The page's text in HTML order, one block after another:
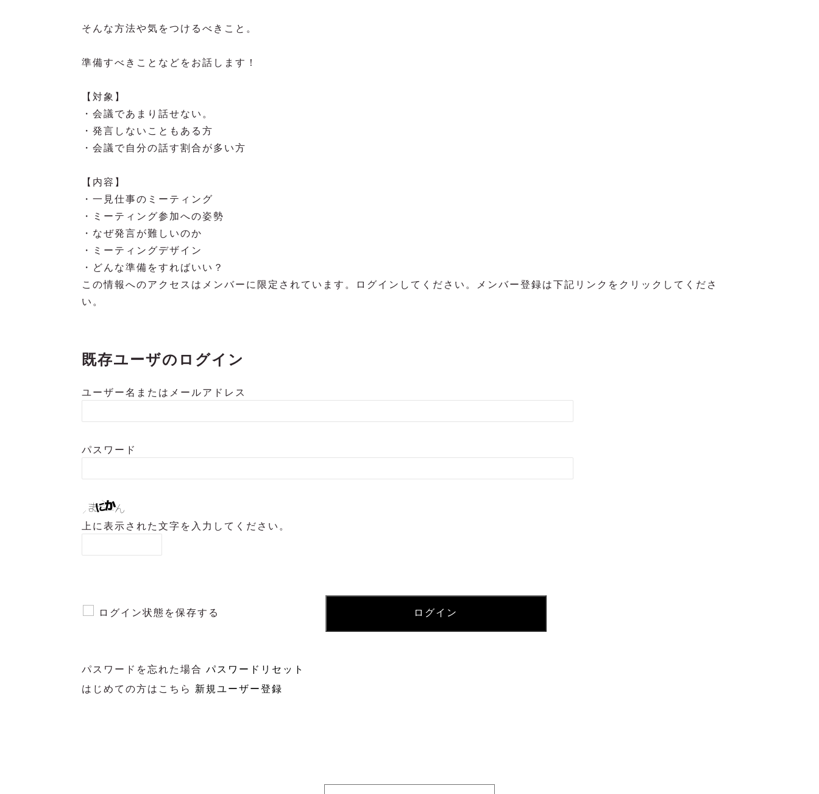
そんな方法や気をつけるべきこと。
準備すべきことなどをお話します！
【対象】
・会議であまり話せない。
・発言しないこともある方
・会議で自分の話す割合が多い方
【内容】
・一見仕事のミーティング
・ミーティング参加への姿勢
・なぜ発言が難しいのか
・ミーティングデザイン
・どんな準備をすればいい？
この情報へのアクセスはメンバーに限定されています。ログインしてください。メンバー登録は下記リンクをクリックしてくださ
い。
既存ユーザのログイン
ユーザー名またはメールアドレス
パスワード
上に表示された文字を入力してください。
ログイン状態を保存する
パスワードを忘れた場合パスワードリセット
はじめての方はこちら 新規ユーザー登録